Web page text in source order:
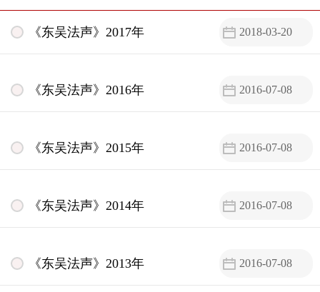
《东吴法声》2017年 2018-03-20
《东吴法声》2016年 2016-07-08
《东吴法声》2015年 2016-07-08
《东吴法声》2014年 2016-07-08
《东吴法声》2013年 2016-07-08